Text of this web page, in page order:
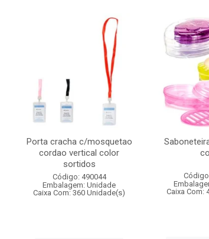
Porta cracha c/mosquetao
cordao vertical color
sortidos
Código: 490044
Embalagem: Unidade
Caixa Com: 360 Unidade(s)
Caixa Com: